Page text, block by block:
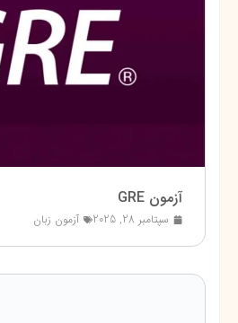
آزمون GRE
سپتامبر 28, 2025 آزمون زبان